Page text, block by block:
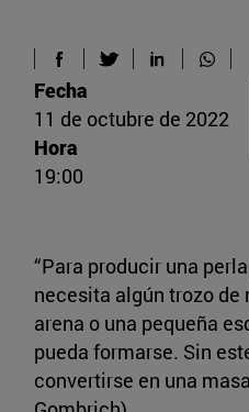
“Para producir una
necesita algún trozo de
arena o una pequeña
pueda formarse. Sin
convertirse en una
Fecha
11 de octubre de 2022
Hora
19:00